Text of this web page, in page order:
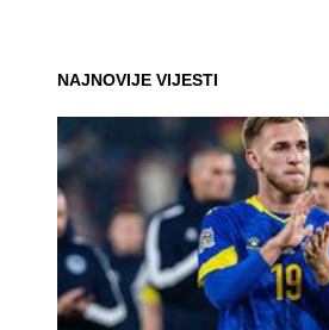
NAJNOVIJE VIJESTI